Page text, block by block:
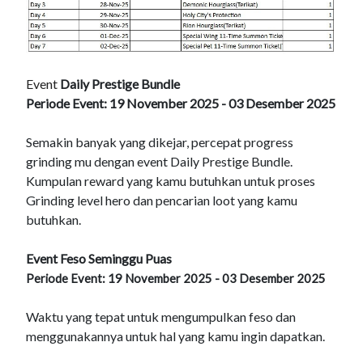
Event Daily Prestige Bundle
Periode Event: 19 November 2025 - 03 Desember 2025
Semakin banyak yang dikejar, percepat progress
grinding mu dengan event Daily Prestige Bundle.
Kumpulan reward yang kamu butuhkan untuk proses
Grinding level hero dan pencarian loot yang kamu
butuhkan.
Event Feso Seminggu Puas
Periode Event: 19 November 2025 - 03 Desember 2025
Waktu yang tepat untuk mengumpulkan feso dan
menggunakannya untuk hal yang kamu ingin dapatkan.